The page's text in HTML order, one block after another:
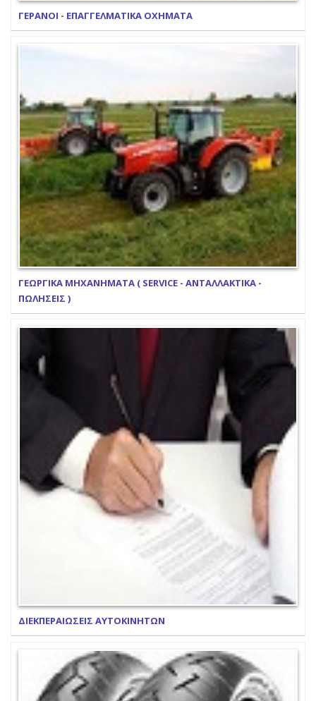
ΓΕΡΑΝΟΙ - ΕΠΑΓΓΕΛΜΑΤΙΚΑ ΟΧΗΜΑΤΑ
ΓΕΩΡΓΙΚΑ ΜΗΧΑΝΗΜΑΤΑ ( SERVICE - ΑΝΤΑΛΛΑΚΤΙΚΑ -
ΠΩΛΗΣΕΙΣ )
ΔΙΕΚΠΕΡΑΙΩΣΕΙΣ ΑΥΤΟΚΙΝΗΤΩΝ